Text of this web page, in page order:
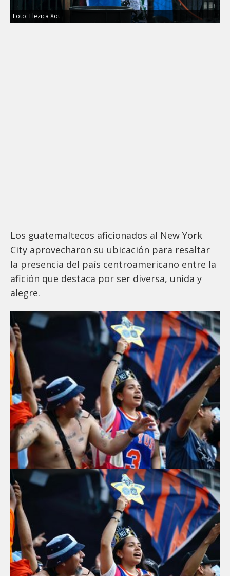
Foto: Llezica Xot
Los guatemaltecos aficionados al New York
City aprovecharon su ubicación para resaltar
la presencia del país centroamericano entre la
afición que destaca por ser diversa, unida y
alegre.